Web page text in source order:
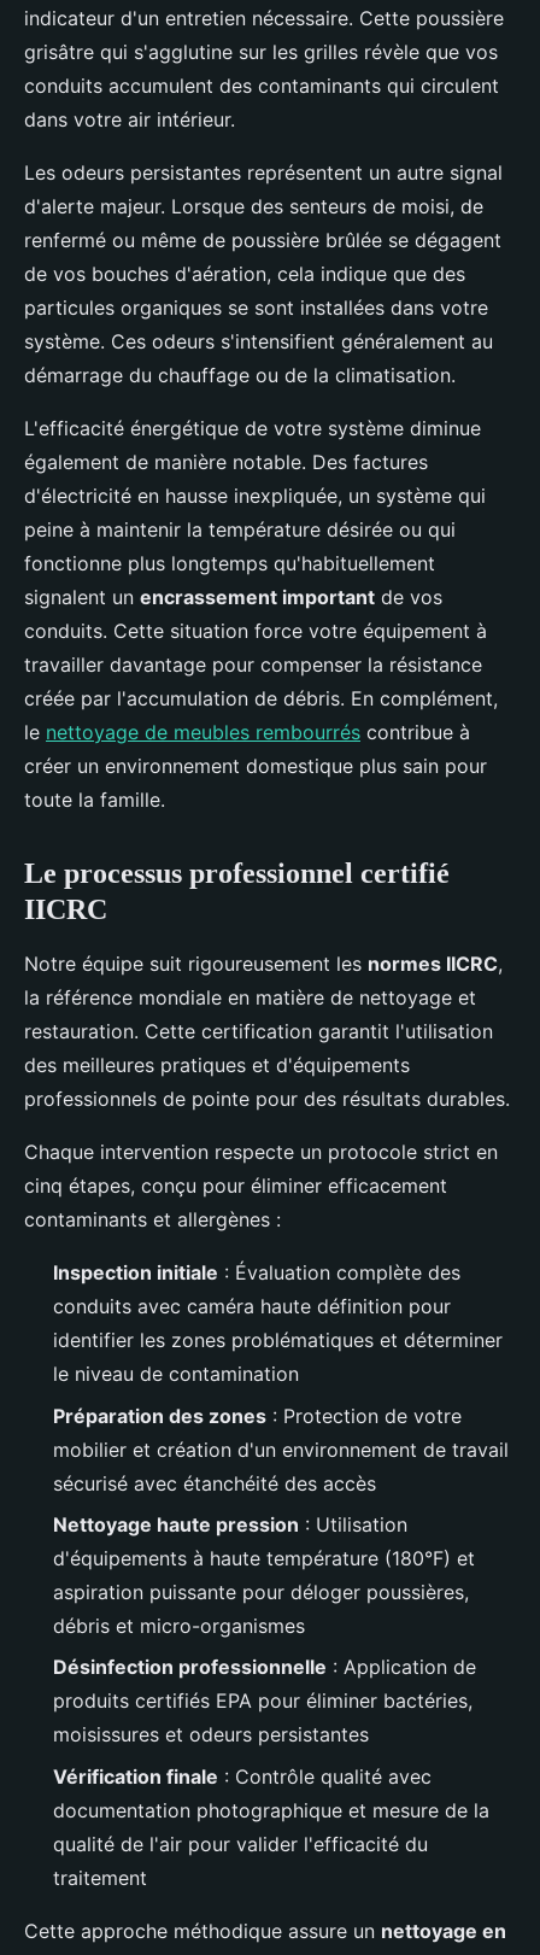
indicateur d'un entretien nécessaire. Cette poussière
grisâtre qui s'agglutine sur les grilles révèle que vos
conduits accumulent des contaminants qui circulent
dans votre air intérieur.
Les odeurs persistantes représentent un autre signal
d'alerte majeur. Lorsque des senteurs de moisi, de
renfermé ou même de poussière brûlée se dégagent
de vos bouches d'aération, cela indique que des
particules organiques se sont installées dans votre
système. Ces odeurs s'intensifient généralement au
démarrage du chauffage ou de la climatisation.
L'efficacité énergétique de votre système diminue
également de manière notable. Des factures
d'électricité en hausse inexpliquée, un système qui
peine à maintenir la température désirée ou qui
fonctionne plus longtemps qu'habituellement
signalent un encrassement important de vos
conduits. Cette situation force votre équipement à
travailler davantage pour compenser la résistance
créée par l'accumulation de débris. En complément,
le nettoyage de meubles rembourrés contribue à
créer un environnement domestique plus sain pour
toute la famille.
Le processus professionnel certifié
IICRC
Notre équipe suit rigoureusement les normes IICRC,
la référence mondiale en matière de nettoyage et
restauration. Cette certification garantit l'utilisation
des meilleures pratiques et d'équipements
professionnels de pointe pour des résultats durables.
Chaque intervention respecte un protocole strict en
cinq étapes, conçu pour éliminer efficacement
contaminants et allergènes :
Inspection initiale : Évaluation complète des
conduits avec caméra haute définition pour
identifier les zones problématiques et déterminer
le niveau de contamination
Préparation des zones : Protection de votre
mobilier et création d'un environnement de travail
sécurisé avec étanchéité des accès
Nettoyage haute pression : Utilisation
d'équipements à haute température (180°F) et
aspiration puissante pour déloger poussières,
débris et micro-organismes
Désinfection professionnelle : Application de
produits certifiés EPA pour éliminer bactéries,
moisissures et odeurs persistantes
Vérification finale : Contrôle qualité avec
documentation photographique et mesure de la
qualité de l'air pour valider l'efficacité du
traitement
Cette approche méthodique assure un nettoyage en